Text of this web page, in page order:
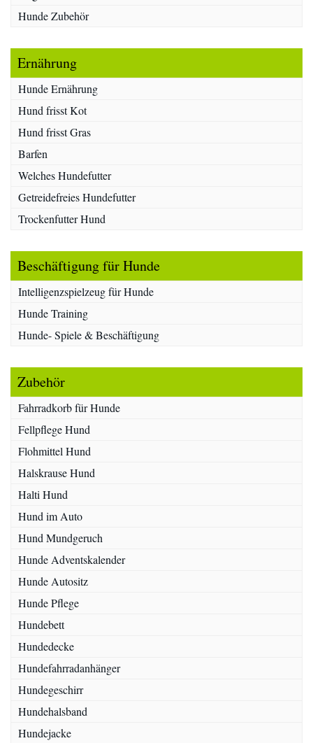
Hunde Zubehör
Ernährung
Hunde Ernährung
Hund frisst Kot
Hund frisst Gras
Barfen
Welches Hundefutter
Getreidefreies Hundefutter
Trockenfutter Hund
Beschäftigung für Hunde
Intelligenzspielzeug für Hunde
Hunde Training
Hunde- Spiele & Beschäftigung
Zubehör
Fahrradkorb für Hunde
Fellpflege Hund
Flohmittel Hund
Halskrause Hund
Halti Hund
Hund im Auto
Hund Mundgeruch
Hunde Adventskalender
Hunde Autositz
Hunde Pflege
Hundebett
Hundedecke
Hundefahrradanhänger
Hundegeschirr
Hundehalsband
Hundejacke